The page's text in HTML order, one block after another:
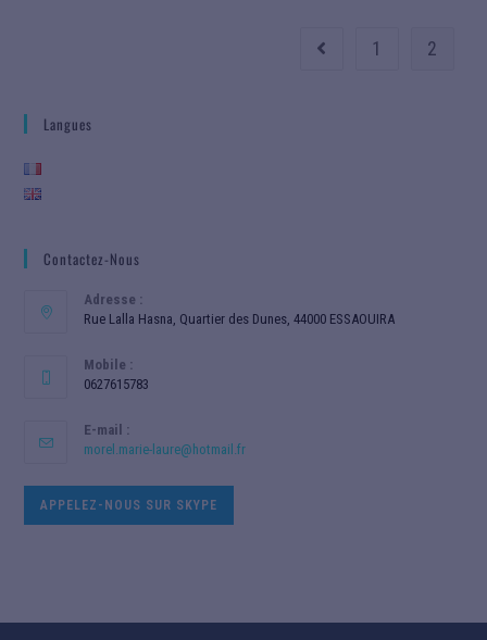
1 2
Langues
Contactez-Nous
Adresse :
Rue Lalla Hasna, Quartier des Dunes, 44000 ESSAOUIRA
Mobile :
0627615783
E-mail :
morel.marie-laure@hotmail.fr
APPELEZ-NOUS SUR SKYPE